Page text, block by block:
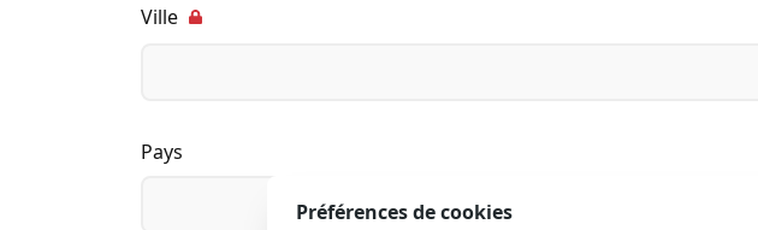
Ville
Pays
Préférences de cookies